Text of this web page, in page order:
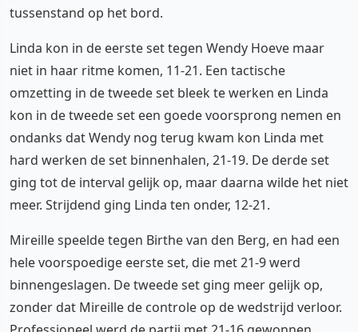
tussenstand op het bord.
Linda kon in de eerste set tegen Wendy Hoeve maar
niet in haar ritme komen, 11-21. Een tactische
omzetting in de tweede set bleek te werken en Linda
kon in de tweede set een goede voorsprong nemen en
ondanks dat Wendy nog terug kwam kon Linda met
hard werken de set binnenhalen, 21-19. De derde set
ging tot de interval gelijk op, maar daarna wilde het niet
meer. Strijdend ging Linda ten onder, 12-21.
Mireille speelde tegen Birthe van den Berg, en had een
hele voorspoedige eerste set, die met 21-9 werd
binnengeslagen. De tweede set ging meer gelijk op,
zonder dat Mireille de controle op de wedstrijd verloor.